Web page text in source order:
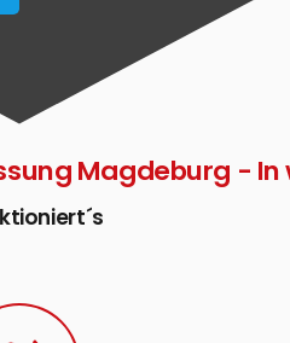
Magdeburg -